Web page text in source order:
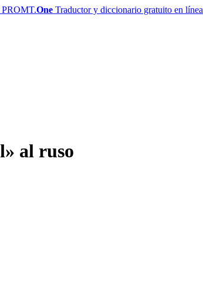
PROMT.One Traductor y diccionario gratuito en línea
al ruso